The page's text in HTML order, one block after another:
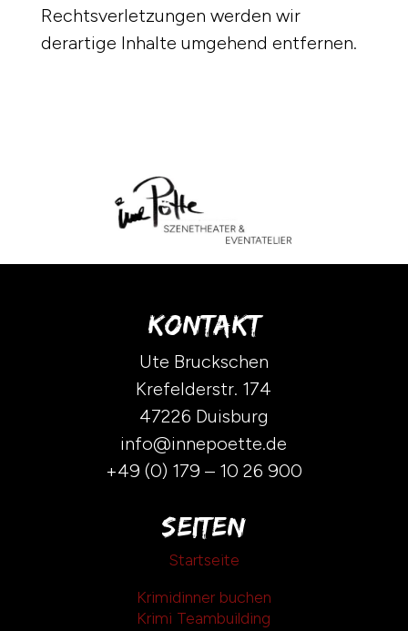
Rechtsverletzungen werden wir
derartige Inhalte umgehend entfernen.
Kontakt
Ute Bruckschen
Krefelderstr. 174
47226 Duisburg
info@innepoette.de
+49 (0) 179 – 10 26 900
Seiten
Startseite
Krimidinner buchen
Krimi Teambuilding